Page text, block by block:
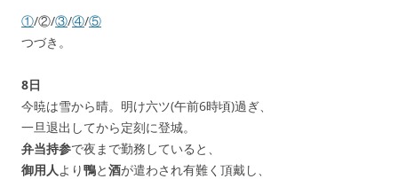
①/②/③/④/⑤
つづき。
8日
今暁は雪から晴。明け六ツ(午前6時頃)過ぎ、
一旦退出してから定刻に登城。
弁当持参で夜まで勤務していると、
御用人より鴨と酒が遣わされ有難く頂戴し、